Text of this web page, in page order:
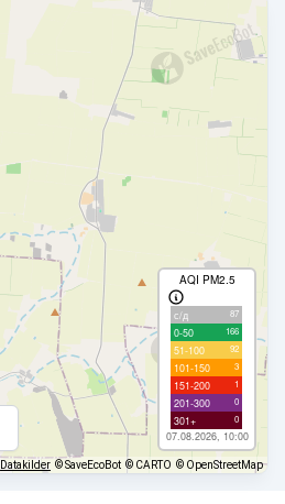
AQI PM2.5
с/д 87
0-50 166
51-100 92
101-150 3
151-200 1
201-300 0
301+ 0
07.08.2026, 10:00
Datakilder © SaveEcoBot © CARTO © OpenStreetMap